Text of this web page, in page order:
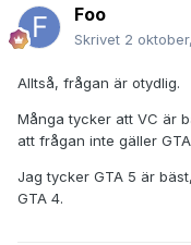
Foo
Skrivet 2
Alltså, frågan är otydlig.
Många tycker att VC är
att frågan inte gäller
Jag tycker GTA 5 är
GTA 4.